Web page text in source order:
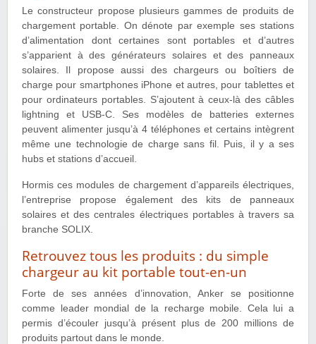
Le constructeur propose plusieurs gammes de produits de
chargement portable. On dénote par exemple ses stations
d’alimentation dont certaines sont portables et d’autres
s’apparient à des générateurs solaires et des panneaux
solaires. Il propose aussi des chargeurs ou boîtiers de
charge pour smartphones iPhone et autres, pour tablettes et
pour ordinateurs portables. S’ajoutent à ceux-là des câbles
lightning et USB-C. Ses modèles de batteries externes
peuvent alimenter jusqu’à 4 téléphones et certains intègrent
même une technologie de charge sans fil. Puis, il y a ses
hubs et stations d’accueil.
Hormis ces modules de chargement d’appareils électriques,
l’entreprise propose également des kits de panneaux
solaires et des centrales électriques portables à travers sa
branche SOLIX.
Retrouvez tous les produits : du simple
chargeur au kit portable tout-en-un
Forte de ses années d’innovation, Anker se positionne
comme leader mondial de la recharge mobile. Cela lui a
permis d’écouler jusqu’à présent plus de 200 millions de
produits partout dans le monde.